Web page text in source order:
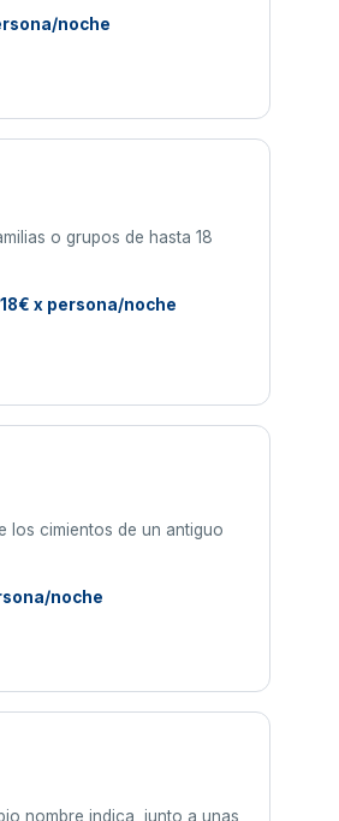
noche
o grupos de hasta 18
x persona/noche
los cimientos de un antiguo
noche
nombre indica, junto a unas